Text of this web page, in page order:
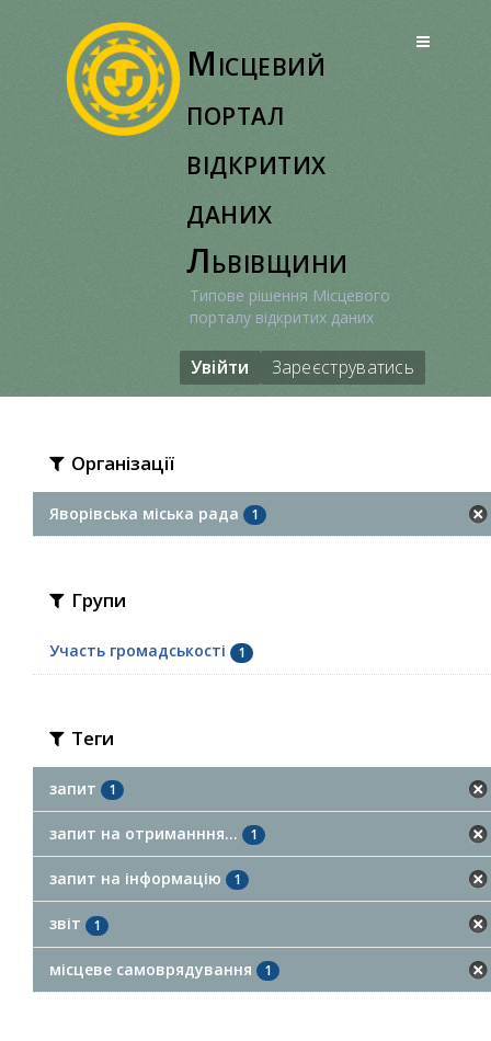
Місцевий
портал
відкритих
даних
Львівщини
Типове рішення Місцевого
порталу відкритих даних
Увійти Зареєструватись
Організації
Яворівська міська рада 1
Групи
Участь громадськості 1
Теги
запит 1
запит на отриманння... 1
запит на інформацію 1
звіт 1
місцеве самоврядування 1